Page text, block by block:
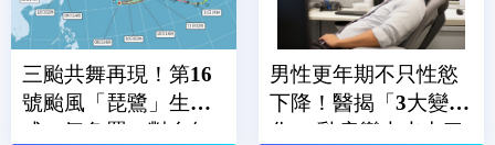
三颱共舞再現！第16
號颱風「琵鷺」生
成 氣象署：對台無
男性更年期不只性慾
下降！醫揭「3大變
化」 乳房變大也中了